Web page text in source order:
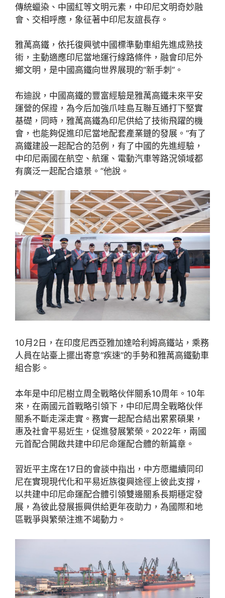
傳統蠟染、中國紅等文明元素，中印尼文明奇妙融
會、交相呼應，象征著中印尼友誼長存。
雅萬高鐵，依托復興號中國標準動車組先進成熟技
術，主動適應印尼當地運行線路條件，融會印尼外
鄉文明，是中國高鐵向世界展現的“新手刺”。
布迪說，中國高鐵的豐富經驗是雅萬高鐵未來平安
運營的保證，為今后加強爪哇島互聯互通打下堅實
基礎，同時，雅萬高鐵為印尼供給了技術飛躍的機
會，也能夠促進印尼當地配套產業鏈的發展。“有了
高鐵建設一起配合的范例，有了中國的先進經驗，
中印尼兩國在航空、航運、電動汽車等路況領域都
有廣泛一起配合遠景。”他說。
10月2日，在印度尼西亞雅加達哈利姆高鐵站，乘務
人員在站臺上擺出寄意“疾速”的手勢和雅萬高鐵動車
組合影。
本年是中印尼樹立周全戰略伙伴關系10周年。10年
來，在兩國元首戰略引領下，中印尼周全戰略伙伴
關系不斷走深走實。務實一起配合結出累累碩果，
惠及社會平易近生，促進發展繁榮。2022年，兩國
元首配合開啟共建中印尼命運配合體的新篇章。
習近平主席在17日的會談中指出，中方愿繼續同印
尼在實現現代化和平易近族復興途徑上彼此支撐，
以共建中印尼命運配合體引領雙邊關系長期穩定發
展，為彼此發展振興供給更年夜助力，為國際和地
區戰爭與繁榮注進不竭動力。